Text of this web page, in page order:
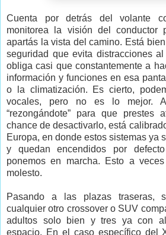
Cuenta por detrás del volante
monitorea la visión del conductor
apartás la vista del camino. Está
seguridad que evita distracciones
obliga casi que constantemente a
información y funciones en esa
o la climatización. Es cierto,
vocales, pero no es lo mejor.
“rezongándote” para que prestes
chance de desactivarlo, está
Europa, en donde estos sistemas ya
y quedan encendidos por
ponemos en marcha. Esto a
molesto.
Pasando a las plazas traseras,
cualquier otro crossover o SUV
adultos solo bien y tres ya con
espacio. En el caso específico del